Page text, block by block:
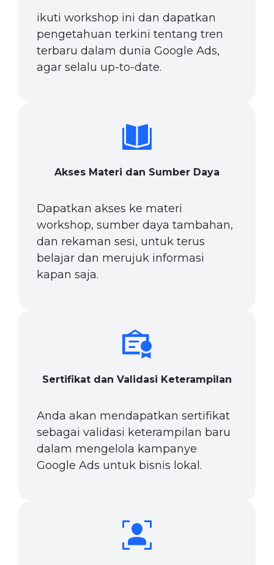
ikuti workshop ini dan dapatkan
pengetahuan terkini tentang tren
terbaru dalam dunia Google Ads,
agar selalu up-to-date.
Akses Materi dan Sumber Daya
Dapatkan akses ke materi
workshop, sumber daya tambahan,
dan rekaman sesi, untuk terus
belajar dan merujuk informasi
kapan saja.
Sertifikat dan Validasi Keterampilan
Anda akan mendapatkan sertifikat
sebagai validasi keterampilan baru
dalam mengelola kampanye
Google Ads untuk bisnis lokal.